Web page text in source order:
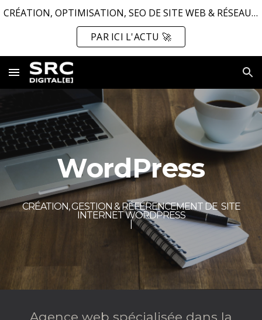
CRÉATION, OPTIMISATION, SEO DE SITE WEB & RÉSEAUX SOCIAUX ...
PAR ICI L'ACTU 🚀
WordPress
CRÉATION, GESTION &RÉFÉRENCEMENT DE SITE
INTERNETWORDPRESS
|
Agence web spécialisée dans la